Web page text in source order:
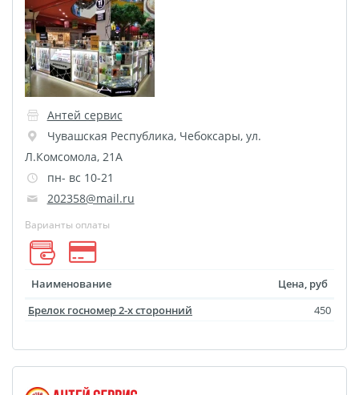
Оживающий пазл
Оживающий фотокубик
Оживающая тарелка
Оживающий дневник
Фото на документы
онлайн
Раскраски
Печать документов
Печати, штампы и
факсимиле В РАЗ
Печать чертежей
Круглые стикеры
стикеры
Стикерпаки
Оживающий торт
Антей сервис
Чувашская Республика, Чебоксары, ул.
Л.Комсомола, 21А
пн- вс 10-21
202358@mail.ru
Варианты оплаты
Наименование
Цена, руб
Брелок госномер 2-х сторонний
450